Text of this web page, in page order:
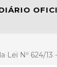
Nº 624/